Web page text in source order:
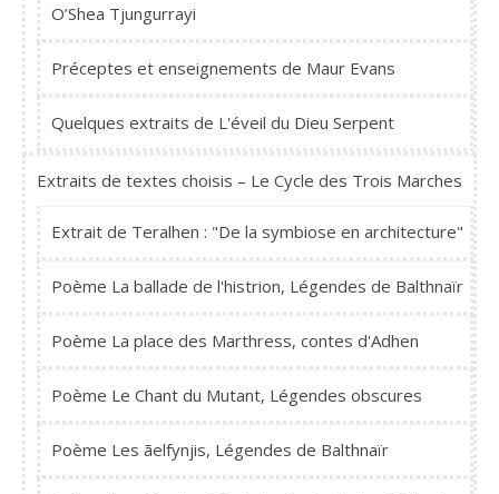
O’Shea Tjungurrayi
Préceptes et enseignements de Maur Evans
Quelques extraits de L'éveil du Dieu Serpent
Extraits de textes choisis – Le Cycle des Trois Marches
Extrait de Teralhen : "De la symbiose en architecture"
Poème La ballade de l'histrion, Légendes de Balthnaïr
Poème La place des Marthress, contes d'Adhen
Poème Le Chant du Mutant, Légendes obscures
Poème Les ãelfynjis, Légendes de Balthnaïr